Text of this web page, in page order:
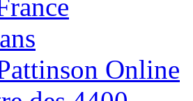
Online